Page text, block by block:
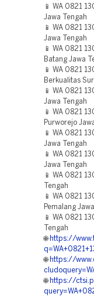
📱 WA 0821
Jawa Tengah
📱 WA 0821
Jawa Tengah
📱 WA 0821
Batang Jawa
📱 WA 0821
Berkualitas
📱 WA 0821
Jawa Tengah
📱 WA 0821
Purworejo
📱 WA 0821
Jawa Tengah
📱 WA 0821
Jawa Tengah
📱 WA 0821
Tengah
📱 WA 0821
Pemalang
📱 WA 0821
Tengah
🌐 https://
🌐 https://
🌐 https://